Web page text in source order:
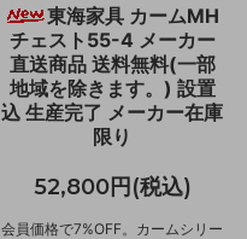
東海家具 カームMH
チェスト55-4 メーカー
直送商品 送料無料(一部
地域を除きます。) 設置
込 生産完了 メーカー在庫
限り
52,800円(税込)
会員価格で7%OFF。カームシリー